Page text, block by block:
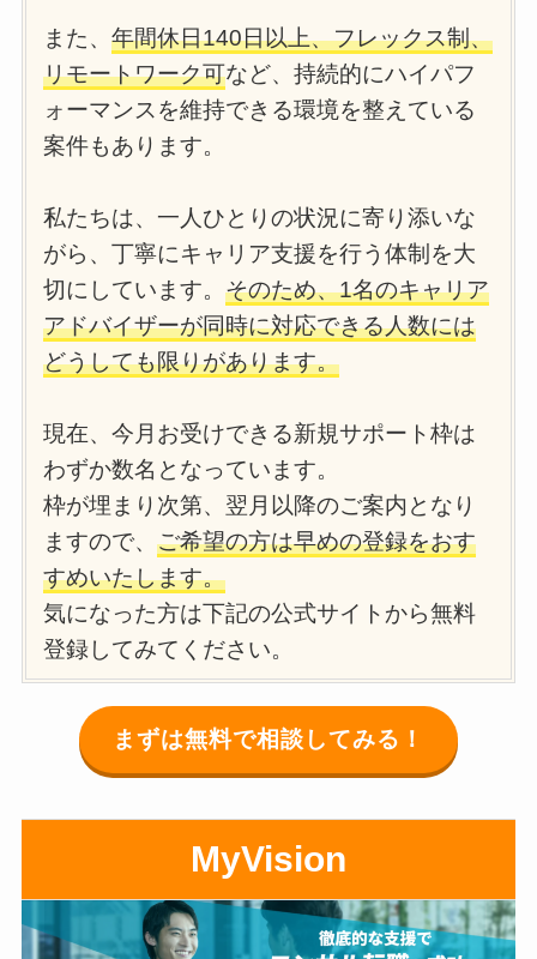
また、年間休日140日以上、フレックス制、
リモートワーク可など、持続的にハイパフ
ォーマンスを維持できる環境を整えている
案件もあります。
私たちは、一人ひとりの状況に寄り添いな
がら、丁寧にキャリア支援を行う体制を大
切にしています。そのため、1名のキャリア
アドバイザーが同時に対応できる人数には
どうしても限りがあります。
現在、今月お受けできる新規サポート枠は
わずか数名となっています。
枠が埋まり次第、翌月以降のご案内となり
ますので、ご希望の方は早めの登録をおす
すめいたします。
気になった方は下記の公式サイトから無料
登録してみてください。
まずは無料で相談してみる！
MyVision